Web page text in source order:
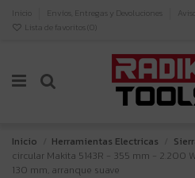
Inicio Envíos, Entregas y Devoluciones
Lista de favoritos ( 0)
Inicio Herramientas Electricas
circular Makita 5143R - 355 mm - 2.200
130 mm, arranque suave